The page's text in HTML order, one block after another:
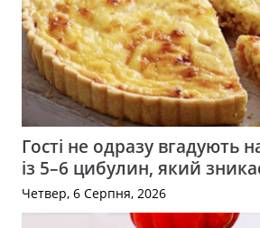
Гості не одразу вгадують
із 5–6 цибулин, який
Четвер, 6 Серпня, 2026